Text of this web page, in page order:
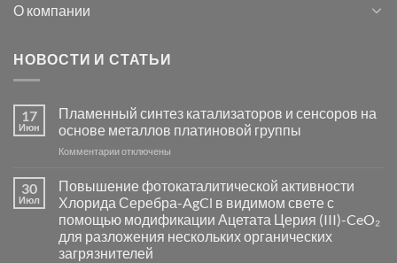
О компании
НОВОСТИ И СТАТЬИ
17
Июн
Пламенный синтез катализаторов и сенсоров на
основе металлов платиновой группы
Комментариик
Пламенный
синтез
катализаторов
и
сенсоров
на
отключены
30
Июл
Повышение фотокаталитической активности
Хлорида Серебра-AgCl в видимом свете с
помощью модификации Ацетата Церия (III)-CeO₂
для разложения нескольких органических
загрязнителей